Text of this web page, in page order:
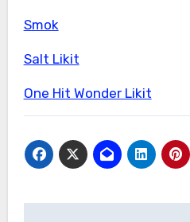
Smok
Salt Likit
One Hit Wonder Likit